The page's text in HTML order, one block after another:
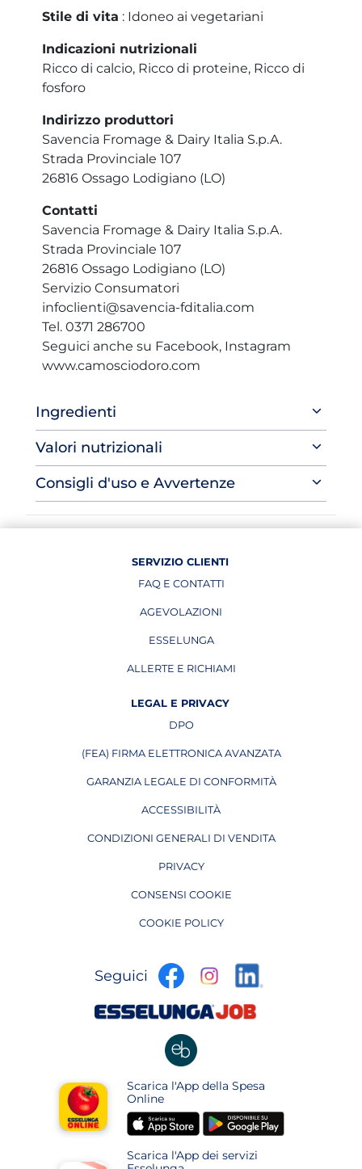
Stile di vita : Idoneo ai vegetariani
Indicazioni nutrizionali
Ricco di calcio, Ricco di proteine, Ricco di
fosforo
Indirizzo produttori
Savencia Fromage & Dairy Italia S.p.A.
Strada Provinciale 107
26816 Ossago Lodigiano (LO)
Contatti
Savencia Fromage & Dairy Italia S.p.A.
Strada Provinciale 107
26816 Ossago Lodigiano (LO)
Servizio Consumatori
infoclienti@savencia-fditalia.com
Tel. 0371 286700
Seguici anche su Facebook, Instagram
www.camosciodoro.com
Ingredienti
Valori nutrizionali
Consigli d'uso e Avvertenze
SERVIZIO CLIENTI
FAQ E CONTATTI
AGEVOLAZIONI
ESSELUNGA
APRE IN UNA NUOVA PAGINA
ALLERTE E RICHIAMI
APRE IN UNA NUOVA PAGINA
LEGAL E PRIVACY
DPO
APRE IN UNA NUOVA PAGINA
(FEA) FIRMA ELETTRONICA AVANZATA
APRE IN UNA NUOVA PAGINA
GARANZIA LEGALE DI CONFORMITÀ
ACCESSIBILITÀ
CONDIZIONI GENERALI DI VENDITA
PRIVACY
CONSENSI COOKIE
COOKIE POLICY
Seguici
apre
una
pagina
apre
una
in
pagina
in
una
nuova
pagina
Scarica l'App della Spesa
Online
apre
in
una
apre
in
una
Scarica l'App dei servizi